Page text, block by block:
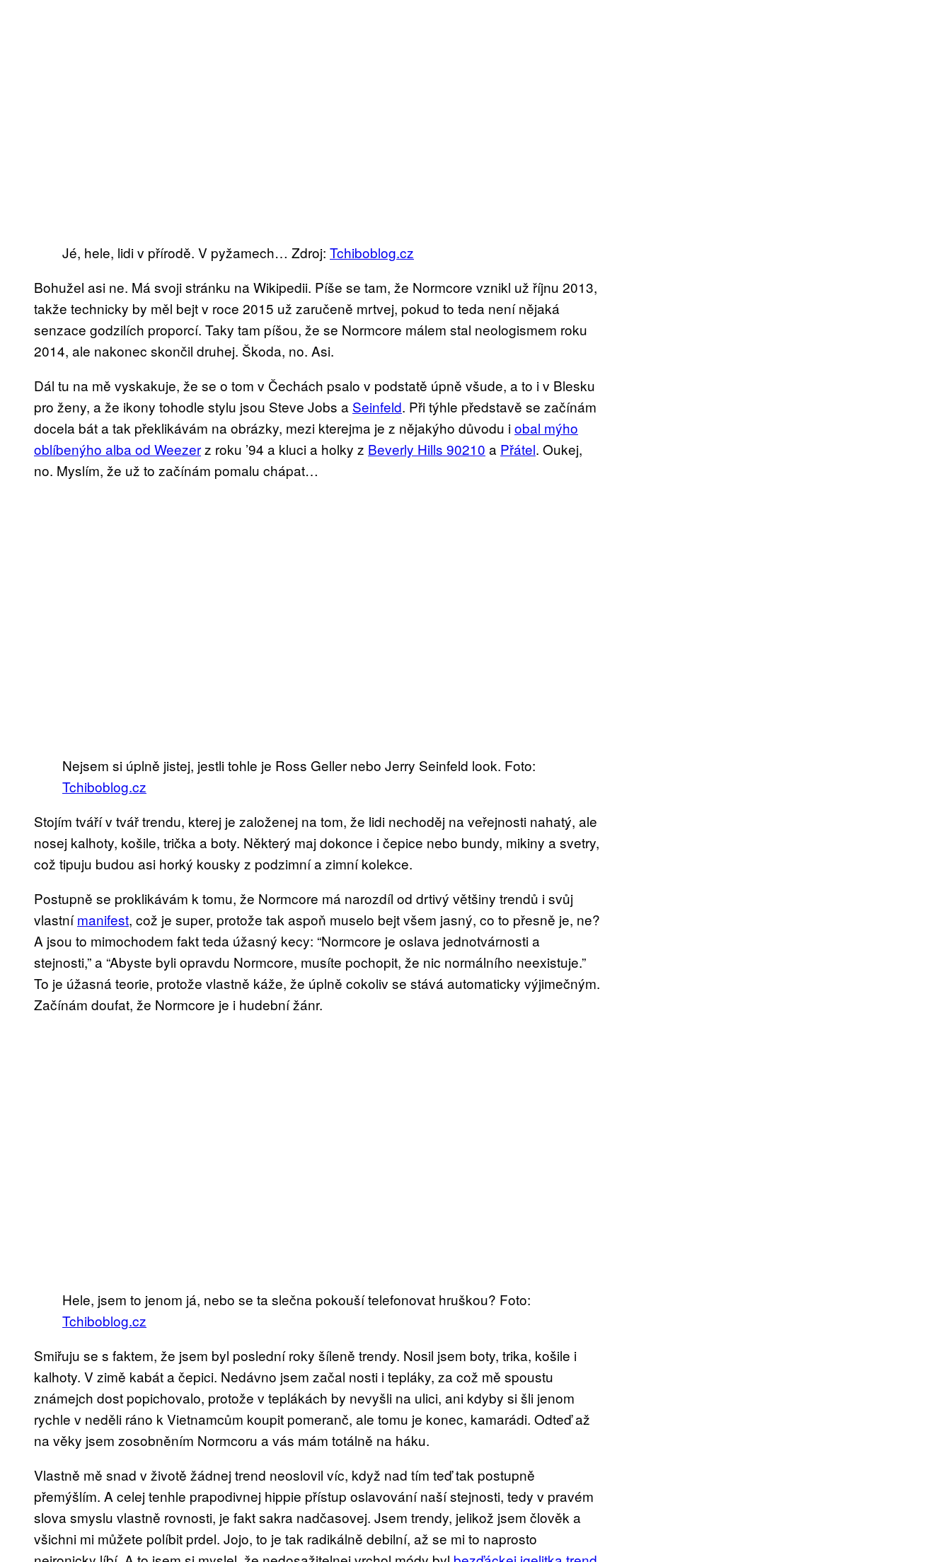
Jé, hele, lidi v přírodě. V pyžamech… Zdroj: Tchiboblog.cz
Bohužel asi ne. Má svoji stránku na Wikipedii. Píše se tam, že Normcore vznikl už říjnu 2013,
takže technicky by měl bejt v roce 2015 už zaručeně mrtvej, pokud to teda není nějaká
senzace godzilích proporcí. Taky tam píšou, že se Normcore málem stal neologismem roku
2014, ale nakonec skončil druhej. Škoda, no. Asi.
Dál tu na mě vyskakuje, že se o tom v Čechách psalo v podstatě úpně všude, a to i v Blesku
pro ženy, a že ikony tohodle stylu jsou Steve Jobs a Seinfeld. Při týhle představě se začínám
docela bát a tak překlikávám na obrázky, mezi kterejma je z nějakýho důvodu iobal mýho
oblíbenýho alba od Weezerz roku ’94 a kluci a holky z Beverly Hills 90210 a Přátel. Oukej,
no. Myslím, že už to začínám pomalu chápat…
Nejsem si úplně jistej, jestli tohle je Ross Geller nebo Jerry Seinfeld look. Foto:
Tchiboblog.cz
Stojím tváří v tvář trendu, kterej je založenej na tom, že lidi nechoděj na veřejnosti nahatý, ale
nosej kalhoty, košile, trička a boty. Některý maj dokonce i čepice nebo bundy, mikiny a svetry,
což tipuju budou asi horký kousky z podzimní a zimní kolekce.
Postupně se proklikávám k tomu, že Normcore má narozdíl od drtivý většiny trendů i svůj
vlastnímanifest, což je super, protože tak aspoň muselo bejt všem jasný, co to přesně je, ne?
A jsou to mimochodem fakt teda úžasný kecy: “Normcore je oslava jednotvárnosti a
stejnosti,” a “Abyste byli opravdu Normcore, musíte pochopit, že nic normálního neexistuje.”
To je úžasná teorie, protože vlastně káže, že úplně cokoliv se stává automaticky výjimečným.
Začínám doufat, že Normcore je i hudební žánr.
Hele, jsem to jenom já, nebo se ta slečna pokouší telefonovat hruškou? Foto:
Tchiboblog.cz
Smiřuju se s faktem, že jsem byl poslední roky šíleně trendy. Nosil jsem boty, trika, košile i
kalhoty. V zimě kabát a čepici. Nedávno jsem začal nosti i tepláky, za což mě spoustu
známejch dost popichovalo, protože v teplákách by nevyšli na ulici, ani kdyby si šli jenom
rychle v neděli ráno k Vietnamcům koupit pomeranč, ale tomu je konec, kamarádi. Odteď až
na věky jsem zosobněním Normcoru a vás mám totálně na háku.
Vlastně mě snad v životě žádnej trend neoslovil víc, když nad tím teď tak postupně
přemýšlím. A celej tenhle prapodivnej hippie přístup oslavování naší stejnosti, tedy v pravém
slova smyslu vlastně rovnosti, je fakt sakra nadčasovej. Jsem trendy, jelikož jsem člověk a
všichni mi můžete políbit prdel. Jojo, to je tak radikálně debilní, až se mi to naprosto